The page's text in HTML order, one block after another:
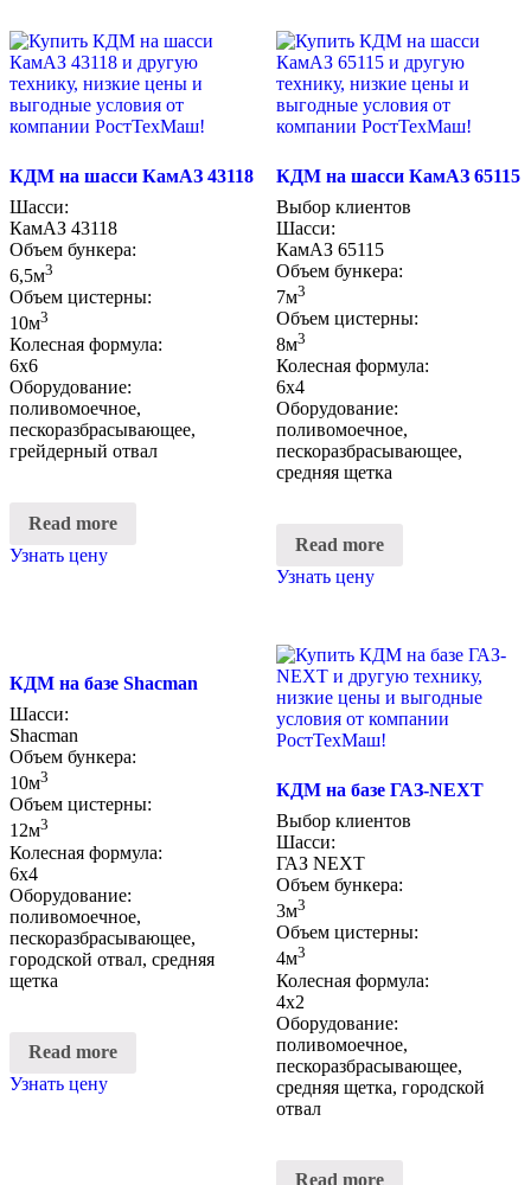
КДМ на шасси КамАЗ 43118
Шасси:
КамАЗ 43118
Объем бункера:
6,5м3
Объем цистерны:
10м3
Колесная формула:
6х6
Оборудование:
поливомоечное,
пескоразбрасывающее,
грейдерный отвал
Read more
Узнать цену
КДМ на шасси КамАЗ 65115
Выбор клиентов
Шасси:
КамАЗ 65115
Объем бункера:
7м3
Объем цистерны:
8м3
Колесная формула:
6х4
Оборудование:
поливомоечное,
пескоразбрасывающее,
средняя щетка
Read more
Узнать цену
КДМ на базе Shacman
Шасси:
Shacman
Объем бункера:
10м3
Объем цистерны:
12м3
Колесная формула:
6х4
Оборудование:
поливомоечное,
пескоразбрасывающее,
городской отвал, средняя
щетка
Read more
Узнать цену
КДМ на базе ГАЗ-NEXT
Выбор клиентов
Шасси:
ГАЗ NEXT
Объем бункера:
3м3
Объем цистерны:
4м3
Колесная формула:
4х2
Оборудование:
поливомоечное,
пескоразбрасывающее,
средняя щетка, городской
отвал
Read more